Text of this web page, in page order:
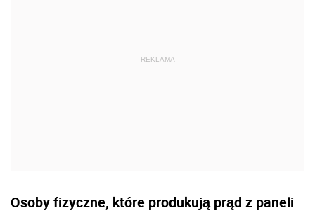
Osoby fizyczne, które produkują prąd z paneli